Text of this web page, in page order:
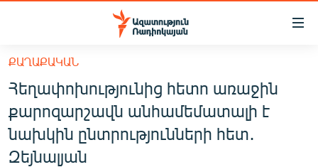
Մատչելիության
հիմնական
բովանդակությանը
հիմնական
մենյուին
Որոնում
ՀԱՅԱՍՏԱՆ
ՔԱՂԱՔԱԿԱՆ
ԸՆՏՐՈՒԹՅՈՒՆՆԵՐ 2026
ՔԱՂԱՔԱԿԱՆ
Հեղափոխությունից հետո առաջին
քարոզարշավն անհամեմատալի է
նախկին ընտրությունների հետ․
Զեյնալյան